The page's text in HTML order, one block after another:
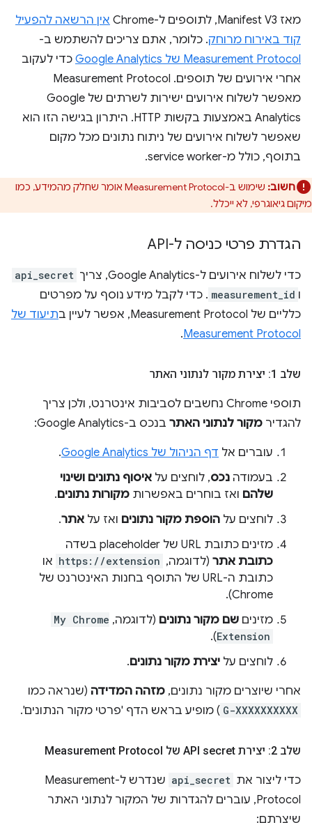
מאז Manifest V3, לתוספים ל-Chrome
אין הרשאה להפעיל
קוד באירוח מרוחק. כלומר, אתם צריכים להשתמש ב-
Measurement Protocol של Google Analytics
כדי לעקוב
אחרי אירועים של תוספים. ‫Measurement Protocol
מאפשר לשלוח אירועים ישירות לשרתים של Google
Analytics באמצעות בקשות HTTP. היתרון בגישה הזו הוא
שאפשר לשלוח אירועים של ניתוח נתונים מכל מקום
בתוסף, כולל מ-service worker.
חשוב:
שימוש ב-Measurement Protocol אומר שחלק מהמידע, כמו
מיקום גיאוגרפי, לא ייכלל.
הגדרת פרטי כניסה ל-API
כדי לשלוח אירועים ל-Google Analytics, צריך api_secret
ו measurement_id . כדי לקבל מידע נוסף על מפרטים
כלליים של Measurement Protocol, אפשר לעיין ב
תיעוד של
Measurement Protocol
.
שלב 1: יצירת מקור לנתוני האתר
תוספי Chrome נחשבים לסביבות אינטרנט, ולכן צריך
להגדיר מקור לנתוני האתר בנכס ב-Google Analytics:
עוברים אל דף הניהול של Google Analytics
.
בעמודה נכס, לוחצים על איסוף נתונים ושינוי
שלהם ואז בוחרים באפשרות מקורות נתונים.
לוחצים על הוספת מקור נתונים ואז על אתר.
מזינים כתובת URL של placeholder בשדה
כתובת אתר (לדוגמה, https://extension או
כתובת ה-URL של התוסף בחנות האינטרנט של
Chrome).
מזינים שם מקור נתונים (לדוגמה, My Chrome
Extension
).
לוחצים על יצירת מקור נתונים.
אחרי שיוצרים מקור נתונים, מזהה המדידה (שנראה כמו
G-XXXXXXXXXX ) מופיע בראש הדף 'פרטי מקור הנתונים'.
שלב 2: יצירת API secret של Measurement Protocol
כדי ליצור את api_secret
שנדרש ל-Measurement
Protocol, עוברים להגדרות של המקור לנתוני האתר
שיצרתם: